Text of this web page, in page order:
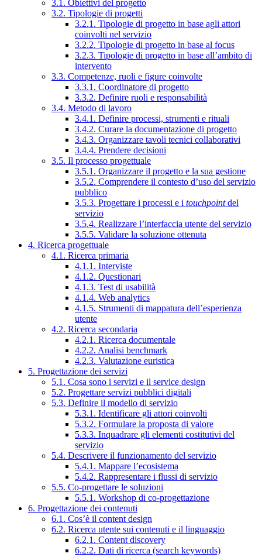
3.1. Obiettivi del progetto
3.2. Tipologie di progetti
3.2.1. Tipologie di progetto in base agli attori
coinvolti nel servizio
3.2.2. Tipologie di progetto in base al focus
3.2.3. Tipologie di progetto in base all’ambito di
intervento
3.3. Competenze, ruoli e figure coinvolte
3.3.1. Coordinatore di progetto
3.3.2. Definire ruoli e responsabilità
3.4. Metodo di lavoro
3.4.1. Definire processi, strumenti e rituali
3.4.2. Curare la documentazione di progetto
3.4.3. Organizzare tavoli tecnici collaborativi
3.4.4. Prendere decisioni
3.5. Il processo progettuale
3.5.1. Organizzare il progetto e la sua gestione
3.5.2. Comprendere il contesto d’uso del servizio
pubblico
3.5.3. Progettare i processi e i touchpointdel
servizio
3.5.4. Realizzare l’interfaccia utente del servizio
3.5.5. Validare la soluzione ottenuta
4. Ricerca progettuale
4.1. Ricerca primaria
4.1.1. Interviste
4.1.2. Questionari
4.1.3. Test di usabilità
4.1.4. Web analytics
4.1.5. Strumenti di mappatura dell’esperienza
utente
4.2. Ricerca secondaria
4.2.1. Ricerca documentale
4.2.2. Analisi benchmark
4.2.3. Valutazione euristica
5. Progettazione dei servizi
5.1. Cosa sono i servizi e il service design
5.2. Progettare servizi pubblici digitali
5.3. Definire il modello di servizio
5.3.1. Identificare gli attori coinvolti
5.3.2. Formulare la proposta di valore
5.3.3. Inquadrare gli elementi costitutivi del
servizio
5.4. Descrivere il funzionamento del servizio
5.4.1. Mappare l’ecosistema
5.4.2. Rappresentare i flussi di servizio
5.5. Co-progettare le soluzioni
5.5.1. Workshop di co-progettazione
6. Progettazione dei contenuti
6.1. Cos’è il content design
6.2. Ricerca utente sui contenuti e il linguaggio
6.2.1. Content discovery
6.2.2. Dati di ricerca (search keywords)